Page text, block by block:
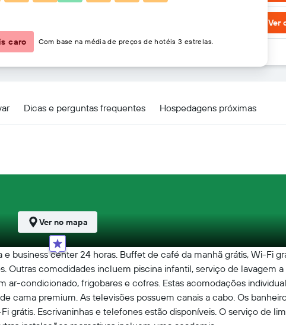
Ver
Dicas e perguntas frequentes Hospedagens próximas
business center 24 horas. Buffet de café da manhã grátis, Wi-Fi
Outras comodidades incluem piscina infantil, serviço de lavagem
ar-condicionado, frigobares e cofres. Estas acomodações
cama premium. As televisões possuem canais a cabo. Os
grátis. Escrivaninhas e telefones estão disponíveis. O serviço de
Ver no mapa
caro Com base na média de preços de hotéis 3 estrelas.